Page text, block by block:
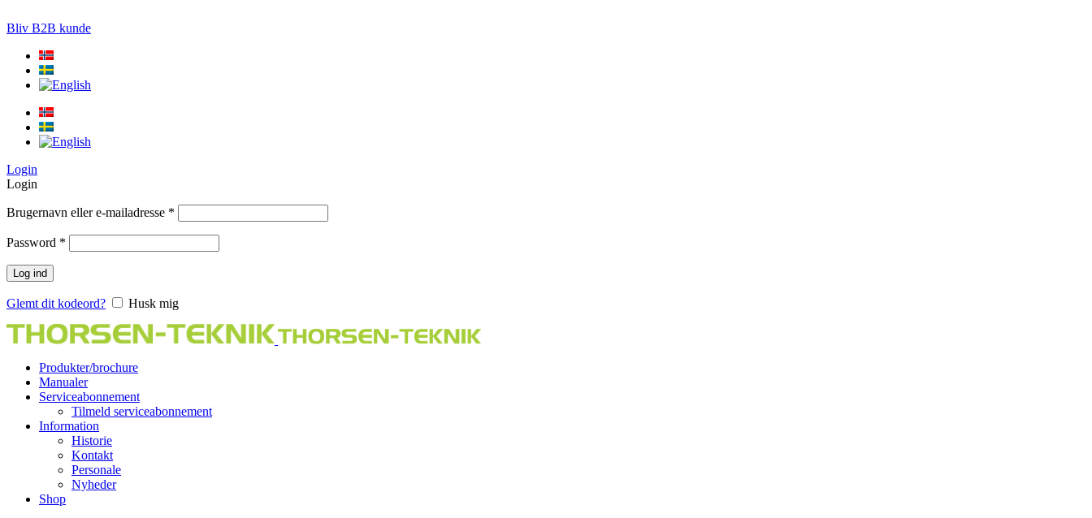
Bliv B2B kunde
Login
Login
Brugernavn eller e-mailadresse *
Password *
Log ind
Glemt dit kodeord? Husk mig
Produkter/brochure
Manualer
Serviceabonnement
Tilmeld serviceabonnement
Information
Historie
Kontakt
Personale
Nyheder
Shop